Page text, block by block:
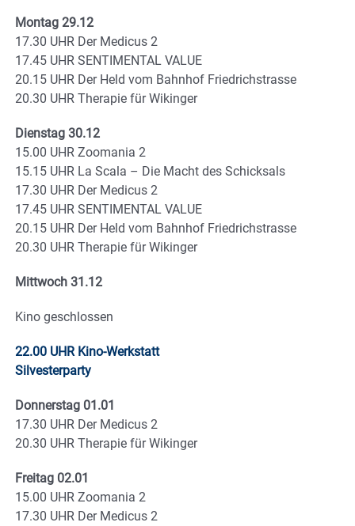
Montag 29.12
17.30 UHR Der Medicus 2
17.45 UHR SENTIMENTAL VALUE
20.15 UHR Der Held vom Bahnhof Friedrichstrasse
20.30 UHR Therapie für Wikinger
Dienstag 30.12
15.00 UHR Zoomania 2
15.15 UHR La Scala – Die Macht des Schicksals
17.30 UHR Der Medicus 2
17.45 UHR SENTIMENTAL VALUE
20.15 UHR Der Held vom Bahnhof Friedrichstrasse
20.30 UHR Therapie für Wikinger
Mittwoch 31.12
Kino geschlossen
22.00 UHR Kino-Werkstatt
Silvesterparty
Donnerstag 01.01
17.30 UHR Der Medicus 2
20.30 UHR Therapie für Wikinger
Freitag 02.01
15.00 UHR Zoomania 2
17.30 UHR Der Medicus 2